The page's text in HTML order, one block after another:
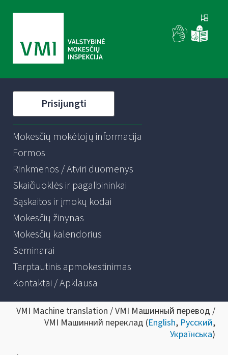
Prisijungti
Mokesčių mokėtojų informacija
Formos
Rinkmenos / Atviri duomenys
Skaičiuoklės ir pagalbininkai
Sąskaitos ir įmokų kodai
Mokesčių žinynas
Mokesčių kalendorius
Seminarai
Tarptautinis apmokestinimas
Kontaktai / Apklausa
VMI Machine translation / VMI Машинный перевод /
VMI Машинний переклад (English, Русский,
Українська)